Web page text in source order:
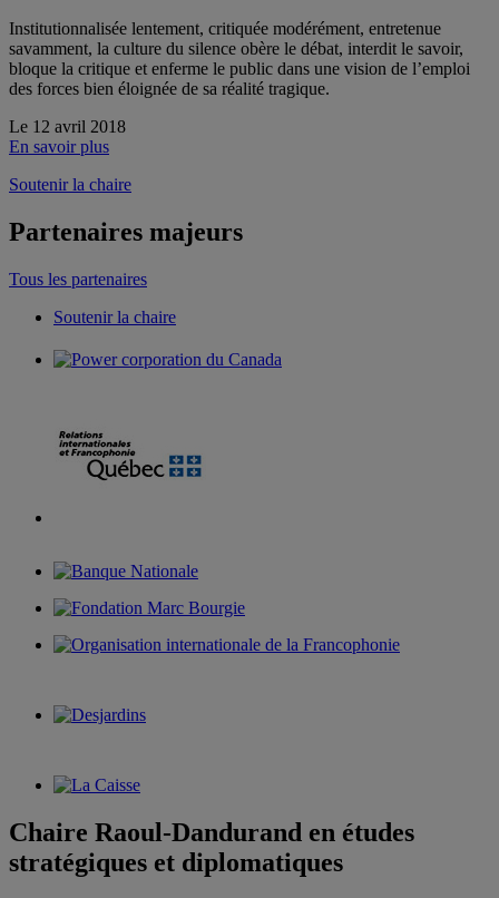
Institutionnalisée lentement, critiquée modérément, entretenue
savamment, la culture du silence obère le débat, interdit le savoir,
bloque la critique et enferme le public dans une vision de l’emploi
des forces bien éloignée de sa réalité tragique.
Le 12 avril 2018
En savoir plus
Soutenir la chaire
Partenaires majeurs
Tous les partenaires
Soutenir la chaire
Chaire Raoul-Dandurand en études
stratégiques et diplomatiques